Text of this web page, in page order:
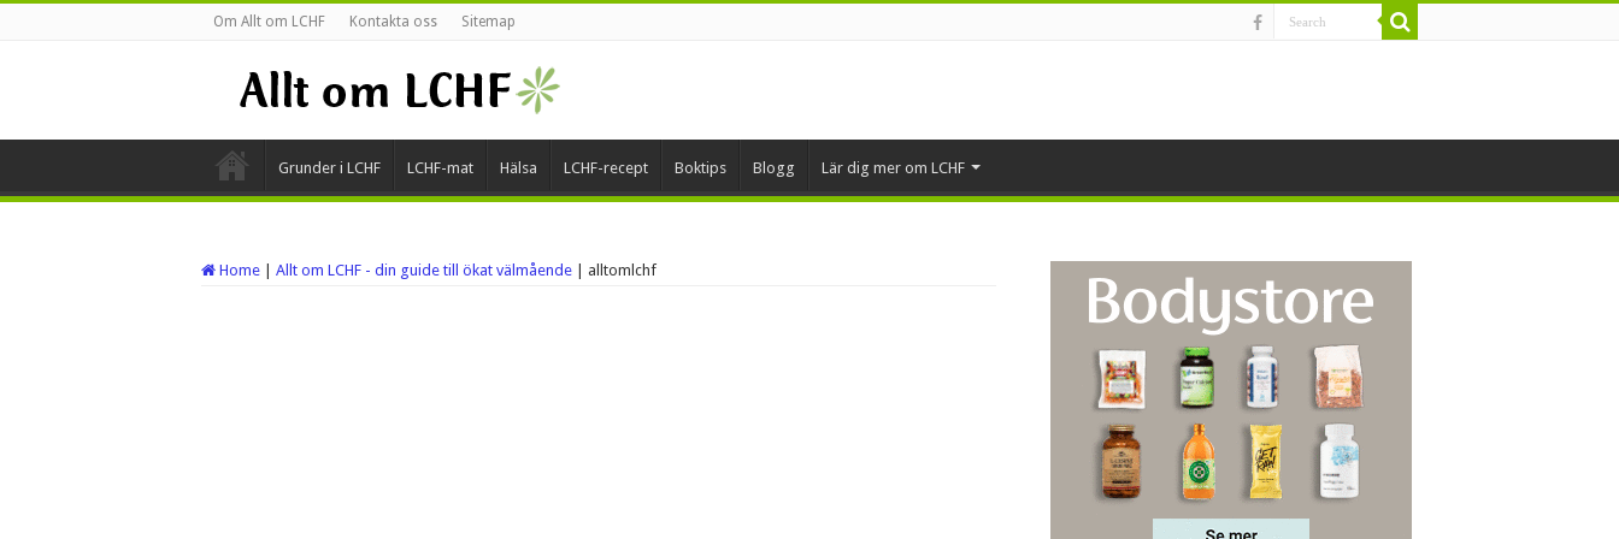
Om Allt om LCHF Kontakta oss Sitemap
Grunder i LCHF LCHF-mat Hälsa LCHF-recept Boktips Blogg Lär dig mer om LCHF
Home Allt om LCHF - din guide till ökat välmående alltomlchf